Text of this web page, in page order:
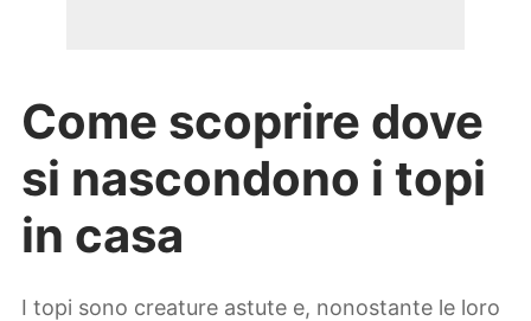
Come scoprire dove
si nascondono i topi
in casa
I topi sono creature astute e, nonostante le loro